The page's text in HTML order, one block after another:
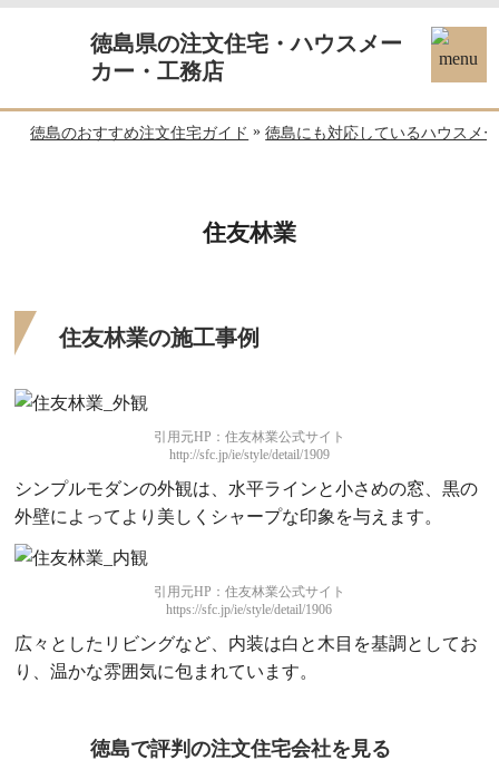
徳島県の注文住宅・ハウスメー
カー・工務店
徳島のおすすめ注文住宅ガイド »徳島にも対応しているハウスメ
住友林業
住友林業の施工事例
引用元HP：住友林業公式サイト
http://sfc.jp/ie/style/detail/1909
シンプルモダンの外観は、水平ラインと小さめの窓、黒の
外壁によってより美しくシャープな印象を与えます。
引用元HP：住友林業公式サイト
https://sfc.jp/ie/style/detail/1906
広々としたリビングなど、内装は白と木目を基調としてお
り、温かな雰囲気に包まれています。
徳島で評判の注文住宅会社を見る